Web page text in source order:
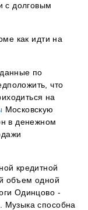
с долговым
как идти на
по
что
на
Московскую
в денежном
кредитной
объем одной
Одинцово -
Музыка способна